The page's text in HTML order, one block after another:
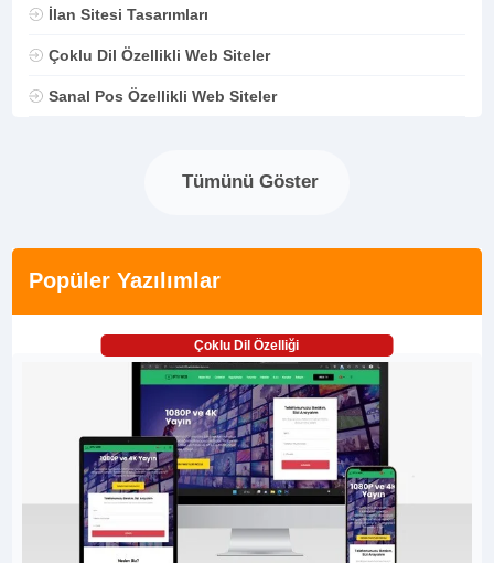
İlan Sitesi Tasarımları
Çoklu Dil Özellikli Web Siteler
Sanal Pos Özellikli Web Siteler
Tümünü Göster
Popüler Yazılımlar
Çoklu Dil Özelliği